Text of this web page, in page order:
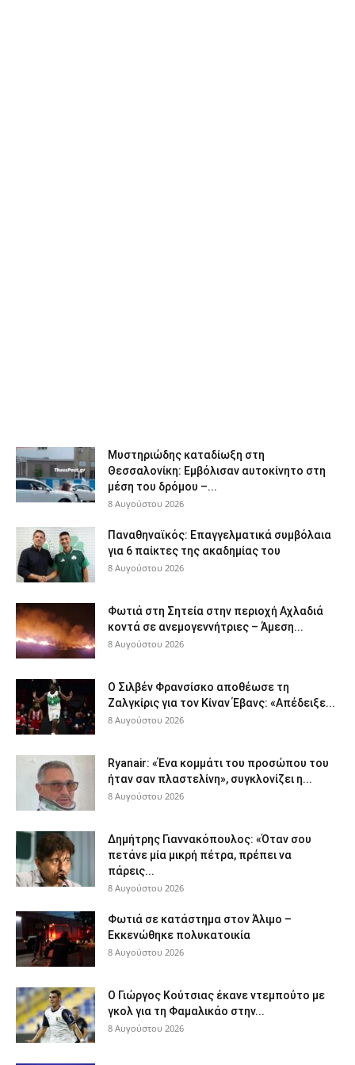
Μυστηριώδης καταδίωξη στη
Θεσσαλονίκη: Εμβόλισαν αυτοκίνητο στη
μέση του δρόμου –...
8 Αυγούστου 2026
Παναθηναϊκός: Επαγγελματικά συμβόλαια
για 6 παίκτες της ακαδημίας του
8 Αυγούστου 2026
Φωτιά στη Σητεία στην περιοχή Αχλαδιά
κοντά σε ανεμογεννήτριες – Άμεση...
8 Αυγούστου 2026
Ο Σιλβέν Φρανσίσκο αποθέωσε τη
Ζαλγκίρις για τον Κίναν Έβανς: «Απέδειξε...
8 Αυγούστου 2026
Ryanair: «Ένα κομμάτι του προσώπου του
ήταν σαν πλαστελίνη», συγκλονίζει η...
8 Αυγούστου 2026
Δημήτρης Γιαννακόπουλος: «Όταν σου
πετάνε μία μικρή πέτρα, πρέπει να
πάρεις...
8 Αυγούστου 2026
Φωτιά σε κατάστημα στον Άλιμο –
Εκκενώθηκε πολυκατοικία
8 Αυγούστου 2026
Ο Γιώργος Κούτσιας έκανε ντεμπούτο με
γκολ για τη Φαμαλικάο στην...
8 Αυγούστου 2026